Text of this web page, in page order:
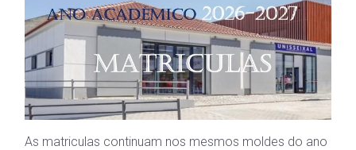
As matriculas continuam nos mesmos moldes do ano